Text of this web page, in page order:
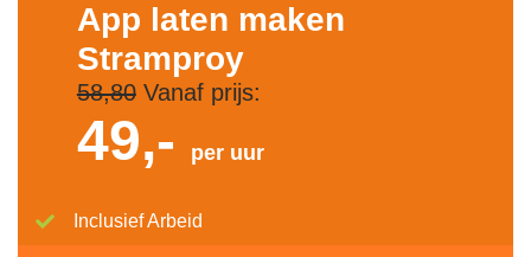
App laten maken
Stramproy
58,80Vanaf prijs:
49,- per uur
Inclusief Arbeid